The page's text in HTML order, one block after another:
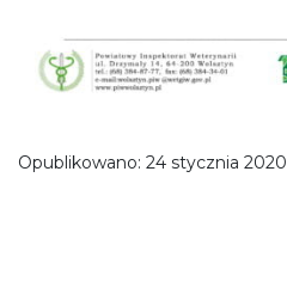
Opublikowano: 24 stycznia 2020